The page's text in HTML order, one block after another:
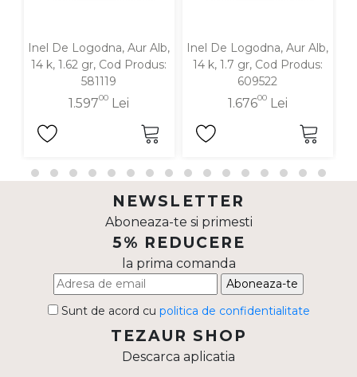
Inel De Logodna, Aur Alb,
14 k, 1.62 gr, Cod Produs:
581119
1.59700 Lei
Inel De Logodna, Aur Alb,
14 k, 1.7 gr, Cod Produs:
609522
1.67600Lei
NEWSLETTER
Aboneaza-te si primesti
5% REDUCERE
la prima comanda
Aboneaza-te
Sunt de acord cu politica de confidentialitate
TEZAUR SHOP
Descarca aplicatia